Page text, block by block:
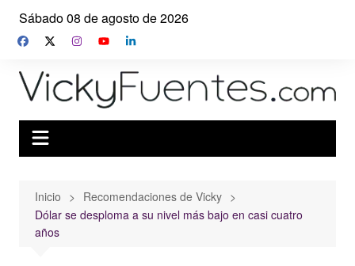
Saltar
contenido
Sábado 08 de agosto de 2026
Inicio
Recomendaciones de Vicky
Dólar se desploma a su nivel más bajo en casi cuatro
años